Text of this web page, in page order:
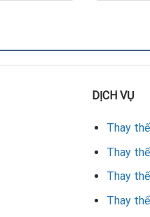
Nẵng
kiện và kéo dài độ bền
thuật viên chuyên nghiệp
DỊCH VỤ
Thay
Thay
Thay
Thay